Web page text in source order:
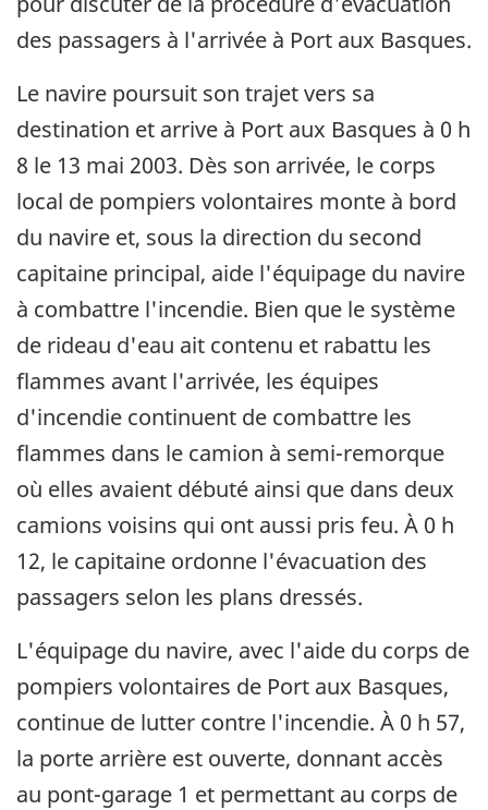
des passagers à l'arrivée à Port aux Basques.
Le navire poursuit son trajet vers sa
destination et arrive à Port aux Basques à 0 h
8 le 13 mai 2003. Dès son arrivée, le corps
local de pompiers volontaires monte à bord
du navire et, sous la direction du second
capitaine principal, aide l'équipage du navire
à combattre l'incendie. Bien que le système
de rideau d'eau ait contenu et rabattu les
flammes avant l'arrivée, les équipes
d'incendie continuent de combattre les
flammes dans le camion à semi-remorque
où elles avaient débuté ainsi que dans deux
camions voisins qui ont aussi pris feu. À 0 h
12, le capitaine ordonne l'évacuation des
passagers selon les plans dressés.
L'équipage du navire, avec l'aide du corps de
pompiers volontaires de Port aux Basques,
continue de lutter contre l'incendie. À 0 h 57,
la porte arrière est ouverte, donnant accès
au pont-garage 1 et permettant au corps de